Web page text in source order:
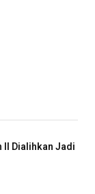
II Dialihkan Jadi